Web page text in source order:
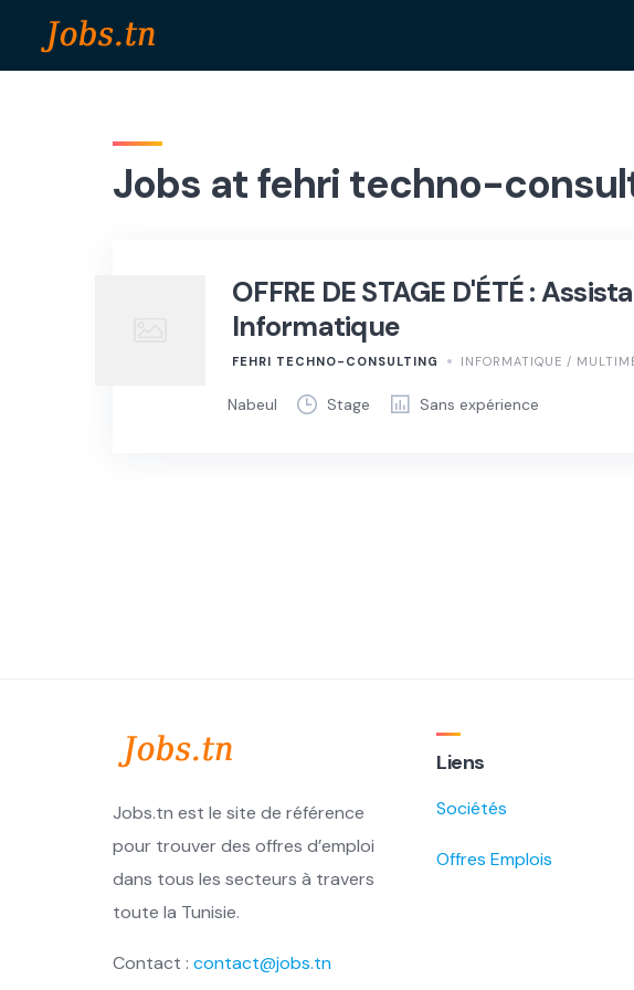
Jobs at fehri techno-
OFFRE DE STAGE D'ÉTÉ :
Informatique
FEHRI TECHNO-CONSULTING INFORMATIQUE /
Nabeul Stage Sans expérience
Jobs.tn est le site de référence
pour trouver des offres d’emploi
dans tous les secteurs à travers
toute la Tunisie.
Contact : contact@jobs.tn
Liens
Sociétés
Offres Emplois